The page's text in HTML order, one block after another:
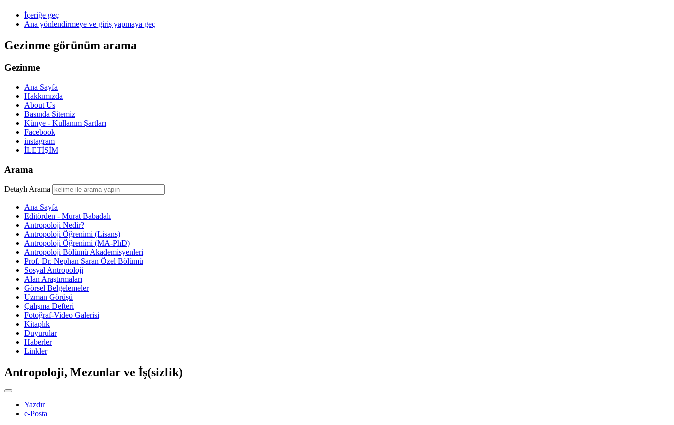
İçeriğe geç
Ana yönlendirmeye ve giriş yapmaya geç
Gezinme görünüm arama
Gezinme
Ana Sayfa
Hakkımızda
About Us
Basında Sitemiz
Künye - Kullanım Şartları
Facebook
instagram
İLETİŞİM
Arama
Detaylı Arama
Ana Sayfa
Editörden - Murat Babadalı
Antropoloji Nedir?
Antropoloji Öğrenimi (Lisans)
Antropoloji Öğrenimi (MA-PhD)
Antropoloji Bölümü Akademisyenleri
Prof. Dr. Nephan Saran Özel Bölümü
Sosyal Antropoloji
Alan Araştırmaları
Görsel Belgelemeler
Uzman Görüşü
Çalışma Defteri
Fotoğraf-Video Galerisi
Kitaplık
Duyurular
Haberler
Linkler
Antropoloji, Mezunlar ve İş(sizlik)
Yazdır
e-Posta